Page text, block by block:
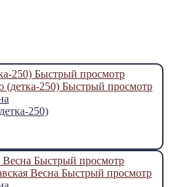
Быстрый просмотр
Быстрый просмотр
250)
Быстрый просмотр
Быстрый просмотр